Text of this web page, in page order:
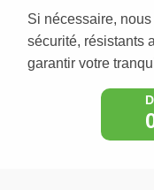
Si nécessaire,
sécurité, résistants
garantir votre